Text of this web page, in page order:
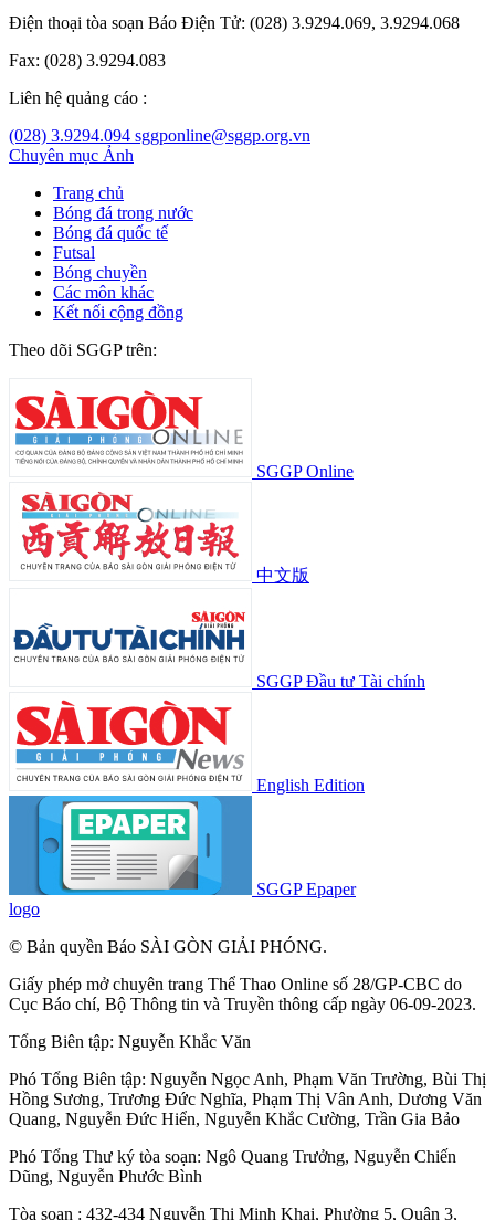
Điện thoại tòa soạn Báo Điện Tử: (028) 3.9294.069, 3.9294.068
Fax: (028) 3.9294.083
Liên hệ quảng cáo :
(028) 3.9294.094 sggponline@sggp.org.vn
Chuyên mục Ảnh
Trang chủ
Bóng đá trong nước
Bóng đá quốc tế
Futsal
Bóng chuyền
Các môn khác
Kết nối cộng đồng
Theo dõi SGGP trên:
SGGP Online
中文版
SGGP Đầu tư Tài chính
English Edition
SGGP Epaper
logo
© Bản quyền Báo SÀI GÒN GIẢI PHÓNG.
Giấy phép mở chuyên trang Thể Thao Online số 28/GP-CBC do
Cục Báo chí, Bộ Thông tin và Truyền thông cấp ngày 06-09-2023.
Tổng Biên tập: Nguyễn Khắc Văn
Phó Tổng Biên tập: Nguyễn Ngọc Anh, Phạm Văn Trường, Bùi Thị
Hồng Sương, Trương Đức Nghĩa, Phạm Thị Vân Anh, Dương Văn
Quang, Nguyễn Đức Hiển, Nguyễn Khắc Cường, Trần Gia Bảo
Phó Tổng Thư ký tòa soạn: Ngô Quang Trưởng, Nguyễn Chiến
Dũng, Nguyễn Phước Bình
Tòa soạn : 432-434 Nguyễn Thị Minh Khai, Phường 5, Quận 3,